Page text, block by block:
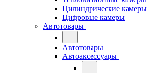
Цилиндрические камеры
Цифровые камеры
Автотовары
Автотовары
Автоаксессуары